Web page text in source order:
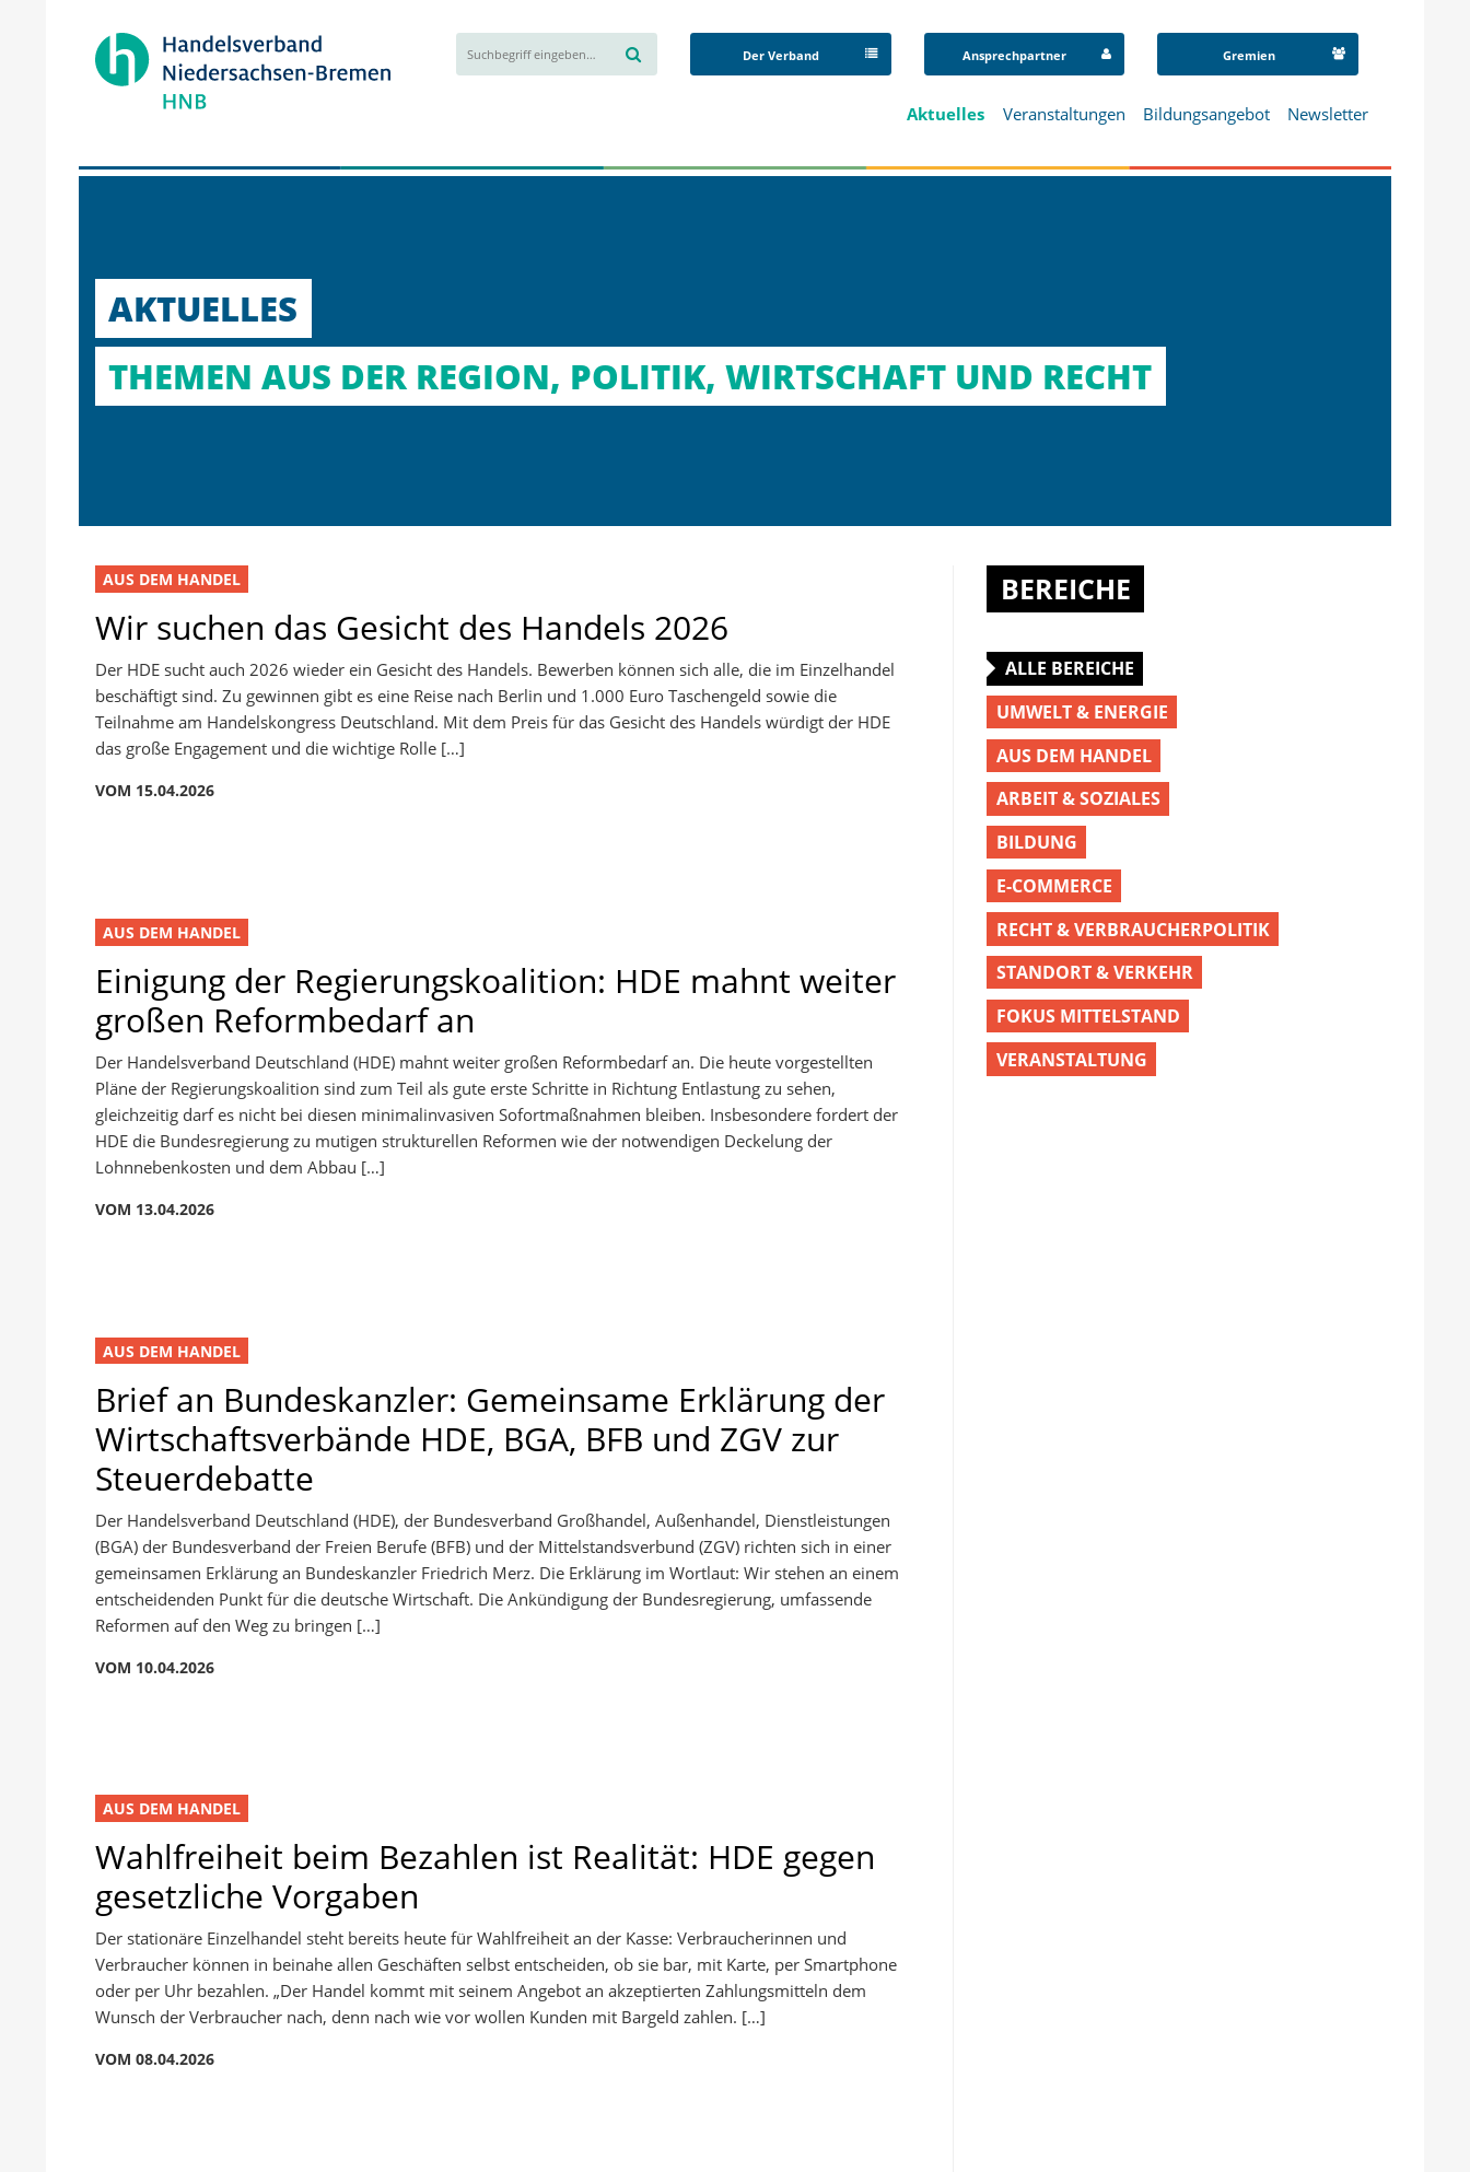
Der Verband Ansprechpartner Gremien
Aktuelles Veranstaltungen Bildungsangebot Newsletter
AKTUELLES
THEMEN AUS DER REGION, POLITIK, WIRTSCHAFT UND RECHT
AUS DEM HANDEL
Wir suchen das Gesicht des Handels 2026
Der HDE sucht auch 2026 wieder ein Gesicht des Handels. Bewerben können sich alle, die im Einzelhandel
beschäftigt sind. Zu gewinnen gibt es eine Reise nach Berlin und 1.000 Euro Taschengeld sowie die
Teilnahme am Handelskongress Deutschland. Mit dem Preis für das Gesicht des Handels würdigt der HDE
das große Engagement und die wichtige Rolle […]
VOM 15.04.2026
AUS DEM HANDEL
Einigung der Regierungskoalition: HDE mahnt weiter
großen Reformbedarf an
Der Handelsverband Deutschland (HDE) mahnt weiter großen Reformbedarf an. Die heute vorgestellten
Pläne der Regierungskoalition sind zum Teil als gute erste Schritte in Richtung Entlastung zu sehen,
gleichzeitig darf es nicht bei diesen minimalinvasiven Sofortmaßnahmen bleiben. Insbesondere fordert der
HDE die Bundesregierung zu mutigen strukturellen Reformen wie der notwendigen Deckelung der
Lohnnebenkosten und dem Abbau […]
VOM 13.04.2026
AUS DEM HANDEL
Brief an Bundeskanzler: Gemeinsame Erklärung der
Wirtschaftsverbände HDE, BGA, BFB und ZGV zur
Steuerdebatte
Der Handelsverband Deutschland (HDE), der Bundesverband Großhandel, Außenhandel, Dienstleistungen
(BGA) der Bundesverband der Freien Berufe (BFB) und der Mittelstandsverbund (ZGV) richten sich in einer
gemeinsamen Erklärung an Bundeskanzler Friedrich Merz. Die Erklärung im Wortlaut: Wir stehen an einem
entscheidenden Punkt für die deutsche Wirtschaft. Die Ankündigung der Bundesregierung, umfassende
Reformen auf den Weg zu bringen […]
VOM 10.04.2026
AUS DEM HANDEL
Wahlfreiheit beim Bezahlen ist Realität: HDE gegen
gesetzliche Vorgaben
Der stationäre Einzelhandel steht bereits heute für Wahlfreiheit an der Kasse: Verbraucherinnen und
Verbraucher können in beinahe allen Geschäften selbst entscheiden, ob sie bar, mit Karte, per Smartphone
oder per Uhr bezahlen. „Der Handel kommt mit seinem Angebot an akzeptierten Zahlungsmitteln dem
Wunsch der Verbraucher nach, denn nach wie vor wollen Kunden mit Bargeld zahlen. […]
VOM 08.04.2026
BEREICHE
ALLE BEREICHE
UMWELT & ENERGIE
AUS DEM HANDEL
ARBEIT & SOZIALES
BILDUNG
E-COMMERCE
RECHT & VERBRAUCHERPOLITIK
STANDORT & VERKEHR
FOKUS MITTELSTAND
VERANSTALTUNG